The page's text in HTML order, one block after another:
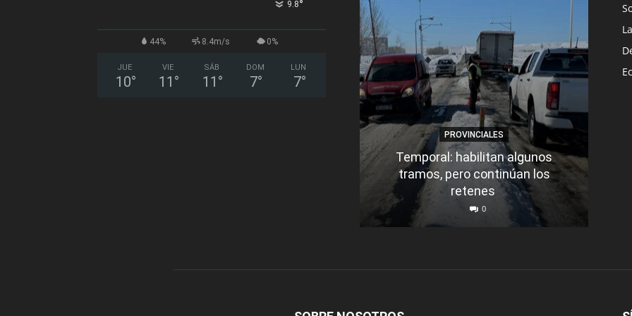
9.8°
44% 8.4m/s 0%
JUE
10°
VIE
11 °
SÁB
11 °
DOM
7°
LUN
7°
PROVINCIALES
Temporal: habilitan algunos
tramos, pero continúan los
retenes
0